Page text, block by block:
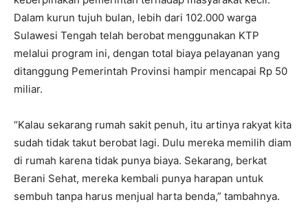
Dalam kurun tujuh bulan, lebih dari 102.000 warga
Sulawesi Tengah telah berobat menggunakan KTP
melalui program ini, dengan total biaya pelayanan yang
ditanggung Pemerintah Provinsi hampir mencapai Rp 50
miliar.
“Kalau sekarang rumah sakit penuh, itu artinya rakyat kita
sudah tidak takut berobat lagi. Dulu mereka memilih diam
di rumah karena tidak punya biaya. Sekarang, berkat
Berani Sehat, mereka kembali punya harapan untuk
sembuh tanpa harus menjual harta benda,” tambahnya.